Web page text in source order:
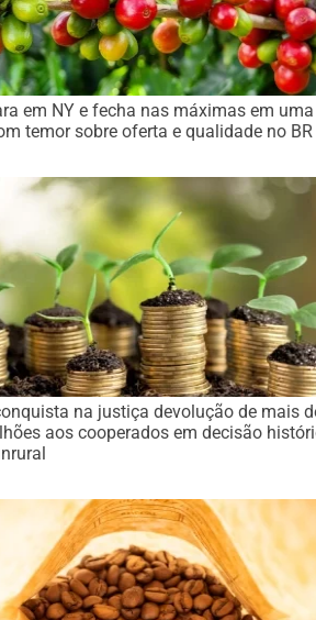
em NY e fecha nas máximas em uma
temor sobre oferta e qualidade no BR
na justiça devolução de mais
aos cooperados em decisão